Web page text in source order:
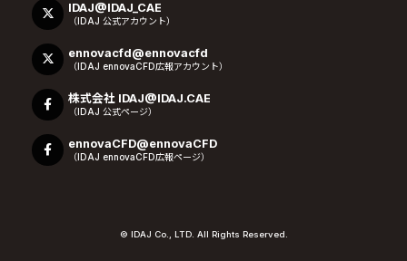
IDAJ@IDAJ_CAE
（IDAJ 公式アカウント）
ennovacfd@ennovacfd
（IDAJ ennovaCFD広報アカウント）
株式会社 IDAJ@IDAJ.CAE
（IDAJ 公式ページ）
ennovaCFD@ennovaCFD
（IDAJ ennovaCFD広報ページ）
© IDAJ Co., LTD. All Rights Reserved.